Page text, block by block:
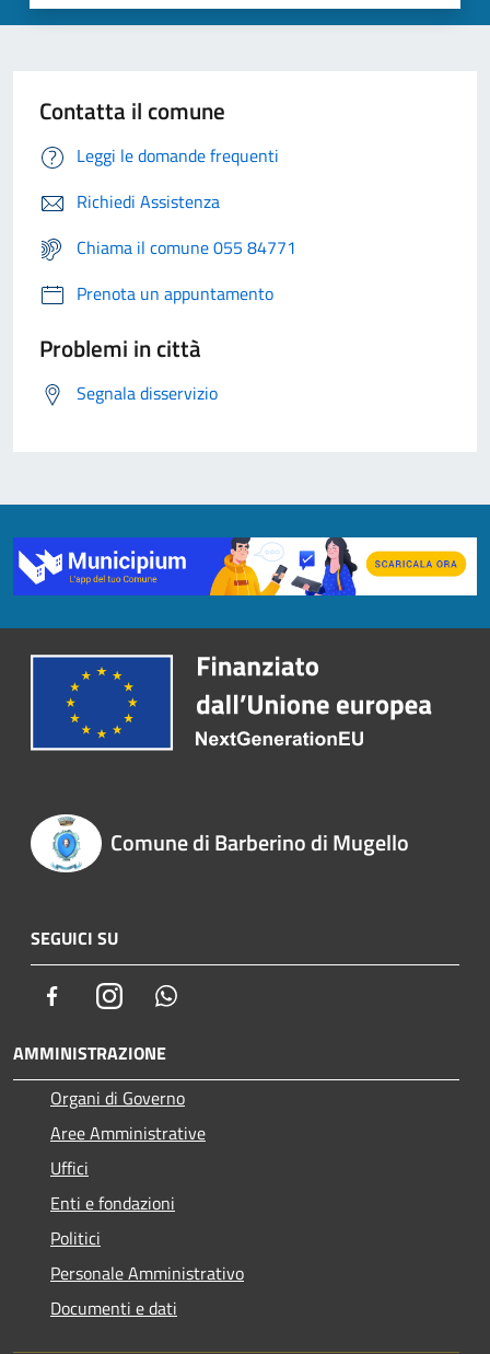
Contatta il comune
Leggi le domande frequenti
Richiedi Assistenza
Chiama il comune 055 84771
Prenota un appuntamento
Problemi in città
Segnala disservizio
Comune di Barberino di Mugello
SEGUICI SU
FacebookInstagram
AMMINISTRAZIONE
Organi di Governo
Aree Amministrative
Uffici
Enti e fondazioni
Politici
Personale Amministrativo
Documenti e dati